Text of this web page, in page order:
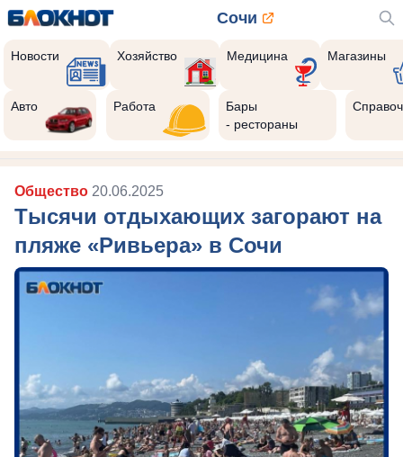
Сочи
Новости Хозяйство Медицина Магазины
Авто Работа
Бары
- рестораны
Общество 20.06.2025
Тысячи отдыхающих загорают на
пляже «Ривьера» в Сочи